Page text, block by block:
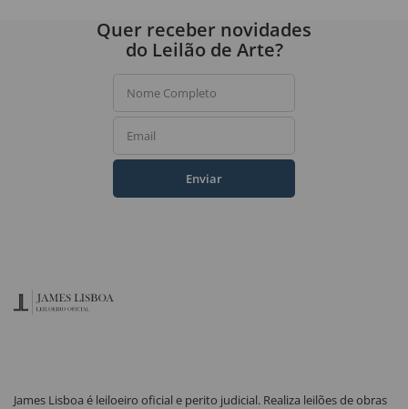
Quer receber novidades
do Leilão de Arte?
Nome Completo
Email
Enviar
James Lisboa é leiloeiro oficial e perito judicial. Realiza leilões de obras